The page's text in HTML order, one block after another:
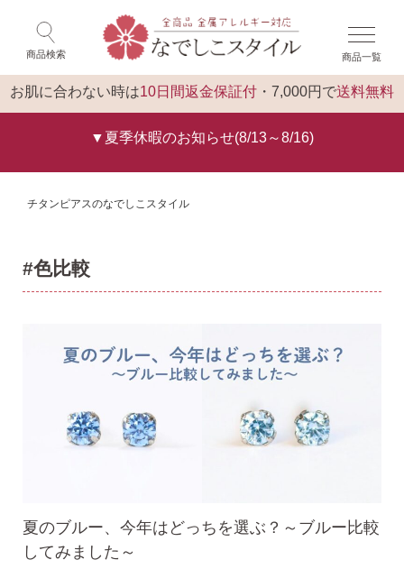
商品検索 商品一覧
お肌に合わない時は10日間返金保証付 ・7,000円で送料無料
▼夏季休暇のお知らせ(8/13～8/16)
閉じる
#新商品 #大粒ピアス
チタンピアスのなでしこスタイル
#色比較
夏のブルー、今年はどっちを選ぶ？～ブルー比較
してみました～